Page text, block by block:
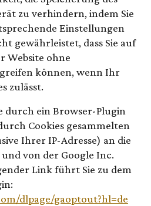
zu verhindern, indem Sie
Einstellungen
gewährleistet, dass Sie auf
Website ohne
können, wenn Ihr
zulässt.
durch ein Browser-Plugin
Cookies gesammelten
Ihrer IP-Adresse) an die
von der Google Inc.
Link führt Sie zu dem
dlpage/gaoptout?hl=de